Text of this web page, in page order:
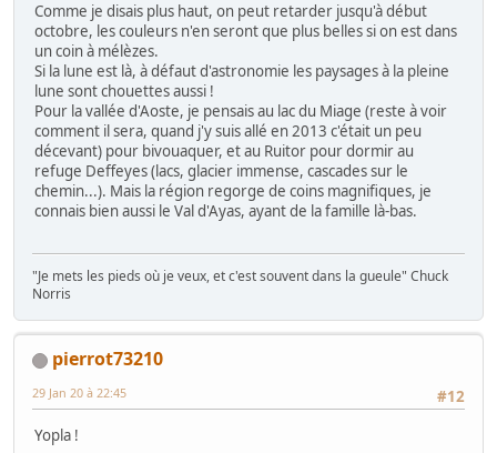
Comme je disais plus haut, on peut retarder jusqu'à début
octobre, les couleurs n'en seront que plus belles si on est dans
un coin à mélèzes.
Si la lune est là, à défaut d'astronomie les paysages à la pleine
lune sont chouettes aussi !
Pour la vallée d'Aoste, je pensais au lac du Miage (reste à voir
comment il sera, quand j'y suis allé en 2013 c'était un peu
décevant) pour bivouaquer, et au Ruitor pour dormir au
refuge Deffeyes (lacs, glacier immense, cascades sur le
chemin...). Mais la région regorge de coins magnifiques, je
connais bien aussi le Val d'Ayas, ayant de la famille là-bas.
"Je mets les pieds où je veux, et c'est souvent dans la gueule" Chuck
Norris
pierrot73210
#12
29 Jan 20 à 22:45
Yopla !